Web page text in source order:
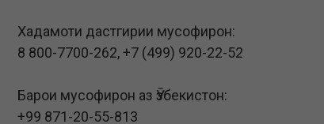
Хадамоти дастгирии мусофирон:
8 800-7700-262,+7 (499) 920-22-52
Барои мусофирон аз Ӯзбекистон:
+99 871-20-55-813